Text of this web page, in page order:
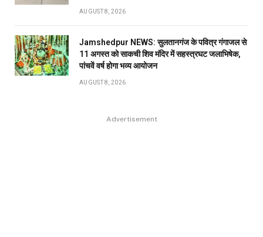
AUGUST 8, 2026
Jamshedpur NEWS: सुलतानगंज के पवित्र गंगाजल से
11 अगस्त को साकची शिव मंदिर में सहस्त्रघट जलाभिषेक,
पांचवें वर्ष होगा भव्य आयोजन
AUGUST 8, 2026
Advertisement